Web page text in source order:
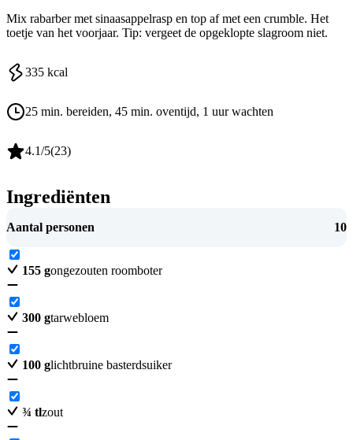
Mix rabarber met sinaasappelrasp en top af met een crumble. Het
toetje van het voorjaar. Tip: vergeet de opgeklopte slagroom niet.
335 kcal
25 min. bereiden, 45 min. oventijd, 1 uur wachten
4.1/5(23)
Ingrediënten
Aantal personen 10
155 gongezouten roomboter
300 gtarwebloem
100 glichtbruine basterdsuiker
¾ tlzout